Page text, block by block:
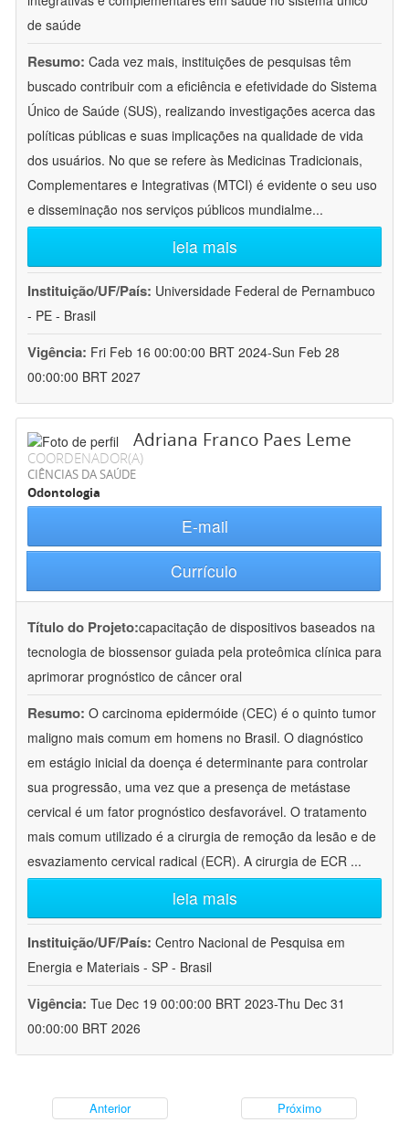
de saúde
Resumo: Cada vez mais, instituições de pesquisas têm
buscado contribuir com a eficiência e efetividade do Sistema
Único de Saúde (SUS), realizando investigações acerca das
políticas públicas e suas implicações na qualidade de vida
dos usuários. No que se refere às Medicinas Tradicionais,
Complementares e Integrativas (MTCI) é evidente o seu uso
e disseminação nos serviços públicos mundialme...
leia mais
Instituição/UF/País: Universidade Federal de Pernambuco
- PE - Brasil
Vigência: Fri Feb 16 00:00:00 BRT 2024-Sun Feb 28
00:00:00 BRT 2027
Adriana Franco Paes Leme
COORDENADOR(A)
CIÊNCIAS DA SAÚDE
Odontologia
E-mail
Currículo
Título do Projeto:capacitação de dispositivos baseados na
tecnologia de biossensor guiada pela proteômica clínica para
aprimorar prognóstico de câncer oral
Resumo: O carcinoma epidermóide (CEC) é o quinto tumor
maligno mais comum em homens no Brasil. O diagnóstico
em estágio inicial da doença é determinante para controlar
sua progressão, uma vez que a presença de metástase
cervical é um fator prognóstico desfavorável. O tratamento
mais comum utilizado é a cirurgia de remoção da lesão e de
esvaziamento cervical radical (ECR). A cirurgia de ECR ...
leia mais
Instituição/UF/País: Centro Nacional de Pesquisa em
Energia e Materiais - SP - Brasil
Vigência: Tue Dec 19 00:00:00 BRT 2023-Thu Dec 31
00:00:00 BRT 2026
Anterior Próximo